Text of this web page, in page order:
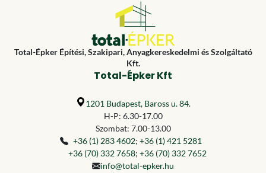
Total-Épker Építési, Szakipari, Anyagkereskedelmi és Szolgáltató
Kft.
Total-Épker Kft
1201 Budapest, Baross u. 84.
H-P: 6.30-17.00
Szombat: 7.00-13.00
+36 (1) 283 4602; +36 (1) 421 5281
+36 (70) 332 7658; +36 (70) 332 7652
info@total-epker.hu